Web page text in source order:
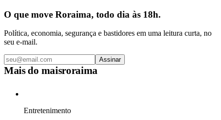
O que move Roraima, todo dia às 18h.
Política, economia, segurança e bastidores em uma leitura curta, no
seu e-mail.
Assinar
Mais do maisroraima
Entretenimento